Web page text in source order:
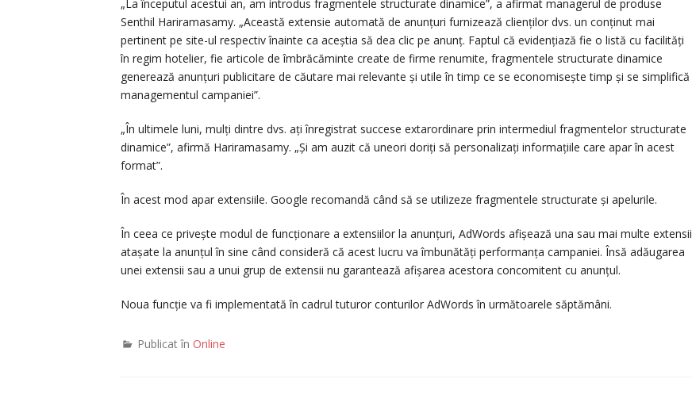
„La începutul acestui an, am introdus fragmentele structurate dinamice”, a afirmat managerul de produse
Senthil Hariramasamy. „Această extensie automată de anunțuri furnizează clienților dvs. un conținut mai
pertinent pe site-ul respectiv înainte ca aceștia să dea clic pe anunț. Faptul că evidențiază fie o listă cu facilități
în regim hotelier, fie articole de îmbrăcăminte create de firme renumite, fragmentele structurate dinamice
generează anunțuri publicitare de căutare mai relevante și utile în timp ce se economisește timp și se simplifică
managementul campaniei”.
„În ultimele luni, mulți dintre dvs. ați înregistrat succese extarordinare prin intermediul fragmentelor structurate
dinamice”, afirmă Hariramasamy. „Și am auzit că uneori doriți să personalizați informațiile care apar în acest
format”.
În acest mod apar extensiile. Google recomandă când să se utilizeze fragmentele structurate și apelurile.
În ceea ce privește modul de funcționare a extensiilor la anunțuri, AdWords afișează una sau mai multe extensii
atașate la anunțul în sine când consideră că acest lucru va îmbunătăți performanța campaniei. Însă adăugarea
unei extensii sau a unui grup de extensii nu garantează afișarea acestora concomitent cu anunțul.
Noua funcție va fi implementată în cadrul tuturor conturilor AdWords în următoarele săptămâni.
Publicat în Online